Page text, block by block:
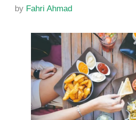
by Fahri Ahmad